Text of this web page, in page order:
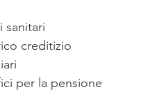
sanitari
creditizio
per la pensione